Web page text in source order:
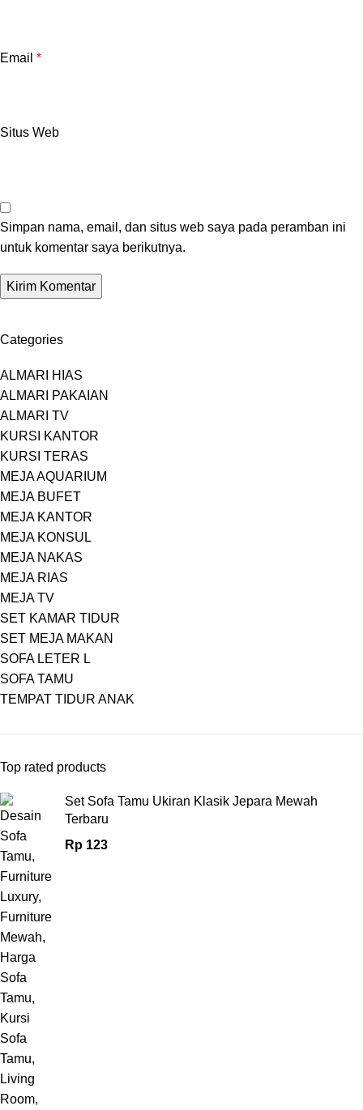
Email *
Situs Web
Simpan nama, email, dan situs web saya pada peramban ini
untuk komentar saya berikutnya.
Categories
ALMARI HIAS
ALMARI PAKAIAN
ALMARI TV
KURSI KANTOR
KURSI TERAS
MEJA AQUARIUM
MEJA BUFET
MEJA KANTOR
MEJA KONSUL
MEJA NAKAS
MEJA RIAS
MEJA TV
SET KAMAR TIDUR
SET MEJA MAKAN
SOFA LETER L
SOFA TAMU
TEMPAT TIDUR ANAK
Top rated products
Set Sofa Tamu Ukiran Klasik Jepara Mewah
Terbaru
Rp 123